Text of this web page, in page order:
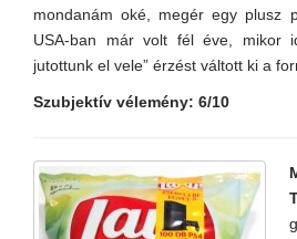
mondanám oké, megér egy plusz
USA-ban már volt fél éve, mikor
jutottunk el vele” érzést váltott ki a
Szubjektív vélemény: 6/10